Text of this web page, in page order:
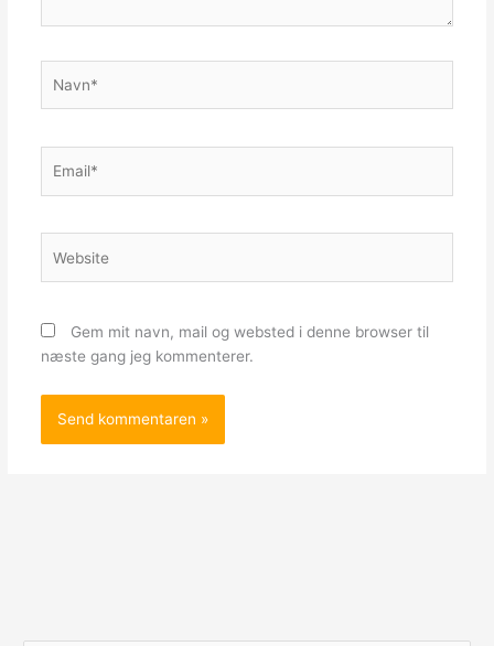
Gem mit navn, mail og websted i denne browser til
næste gang jeg kommenterer.